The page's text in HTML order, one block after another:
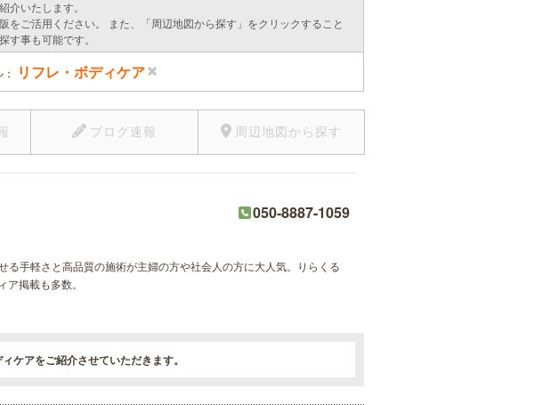
いたします。
をご活用ください。 また、「周辺地図から探す」をクリックすること
事も可能です。
リフレ・ボディケア
ブログ速報 周辺地図から探す
050-8887-1059
手軽さと高品質の施術が主婦の方や社会人の方に大人気。りらくる
掲載も多数。
ケアをご紹介させていただきます。